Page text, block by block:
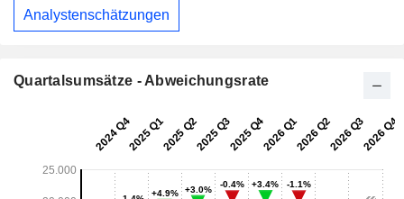
Analystenschätzungen
Quartalsumsätze - Abweichungsrate